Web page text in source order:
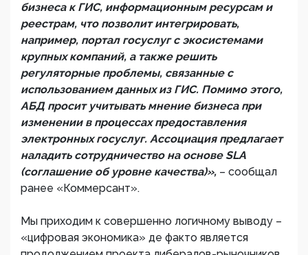
бизнеса к ГИС, информационным ресурсам и
реестрам, что позволит интегрировать,
например, портал госуслуг с экосистемами
крупных компаний, а также решить
регуляторные проблемы, связанные с
использованием данных из ГИС. Помимо этого,
АБД просит учитывать мнение бизнеса при
изменении в процессах предоставления
электронных госуслуг. Ассоциация предлагает
наладить сотрудничество на основе SLA
(соглашение об уровне качества)», – сообщал
ранее «Коммерсант».
Мы приходим к совершенно логичному выводу –
«цифровая экономика» де факто является